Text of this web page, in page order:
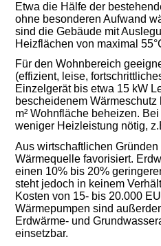
Etwa die Hälfe der
ohne besonderen Aufwand
sind die Gebäude mit
Heizflächen von maximal
Für den Wohnbereich
(effizient, leise,
Einzelgerät bis etwa 15 kW
bescheidenem
m² Wohnfläche beheizen.
weniger Heizleistung nötig,
Aus wirtschaftlichen
Wärmequelle favorisiert.
einen 10% bis 20%
steht jedoch in keinem
Kosten von 15- bis 20.000
Wärmepumpen sind
Erdwärme- und
einsetzbar.